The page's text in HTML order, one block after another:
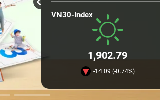
VN30-Index
1,902.79
-14.09 (-0.74%)